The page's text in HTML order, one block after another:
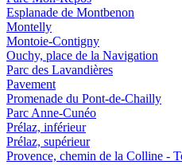
Esplanade de Montbenon
Montelly
Montoie-Contigny
Ouchy, place de la Navigation
Parc des Lavandières
Pavement
Promenade du Pont-de-Chailly
Parc Anne-Cunéo
Prélaz, inférieur
Prélaz, supérieur
Provence, chemin de la Colline -